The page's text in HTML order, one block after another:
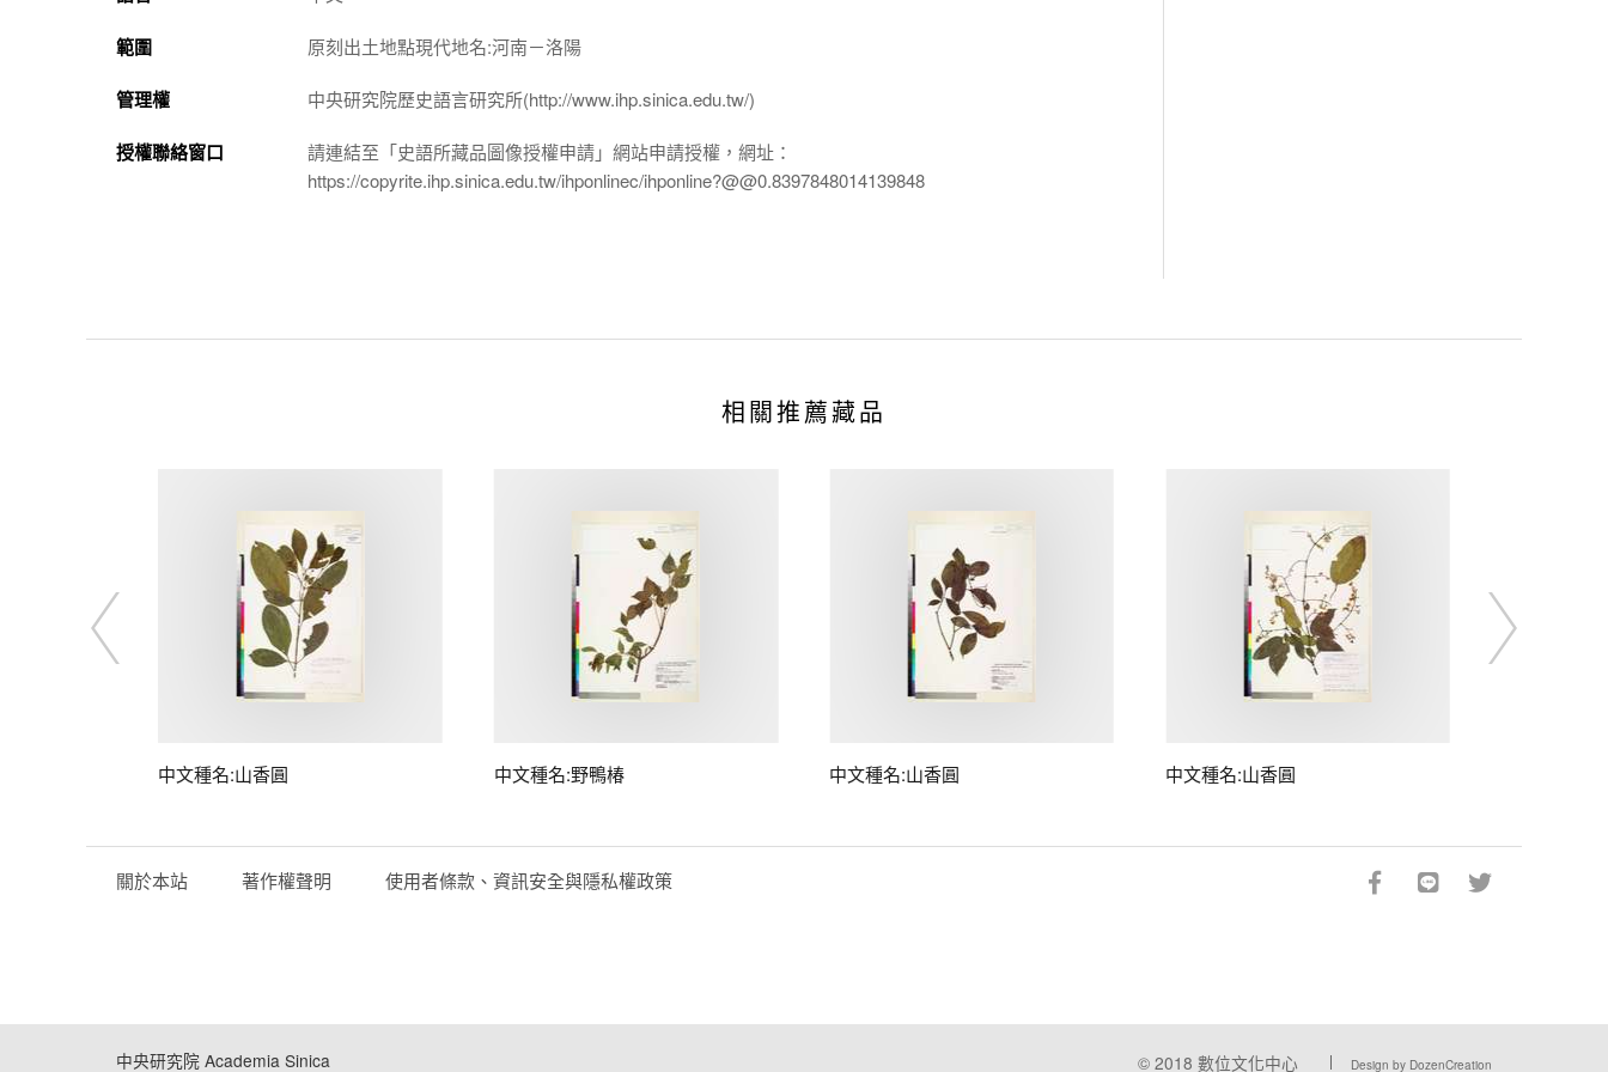
範圍 原刻出土地點現代地名:河南－洛陽
管理權 中央研究院歷史語言研究所(http://www.ihp.sinica.edu.tw/)
授權聯絡窗口
請連結至「史語所藏品圖像授權申請」網站申請授權，網址：
https://copyrite.ihp.sinica.edu.tw/ihponlinec/ihponline?@@0.8397848014139848
相關推薦藏品
中文種名:山香圓 中文種名:野鴨椿 中文種名:山香圓 中文種名:山香圓
關於本站 著作權聲明 使用者條款、資訊安全與隱私權政策
中央研究院 Academia Sinica © 2018 數位文化中心 Design by DozenCreation